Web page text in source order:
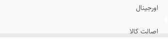
اورجینال
اصالت کالا